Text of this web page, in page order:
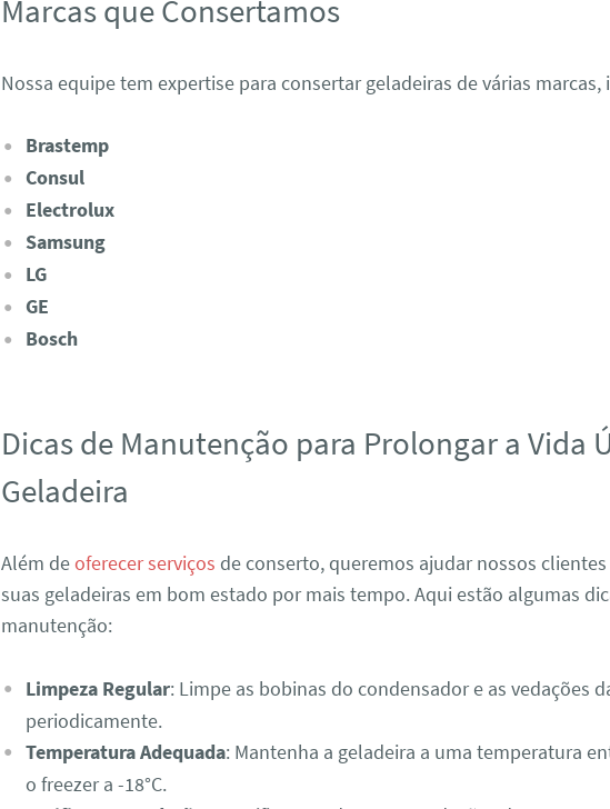
Marcas que Consertamos
Nossa equipe tem expertise para consertar geladeiras de várias
Brastemp
Consul
Electrolux
Samsung
LG
GE
Bosch
Dicas de Manutenção para Prolongar a Vida
Geladeira
Além deoferecer serviços de conserto, queremos ajudar nossos
suas geladeiras em bom estado por mais tempo. Aqui estão algumas
manutenção:
Limpeza Regular: Limpe as bobinas do condensador e as vedações
periodicamente.
Temperatura Adequada: Mantenha a geladeira a uma temperatura
o freezer a -18°C.